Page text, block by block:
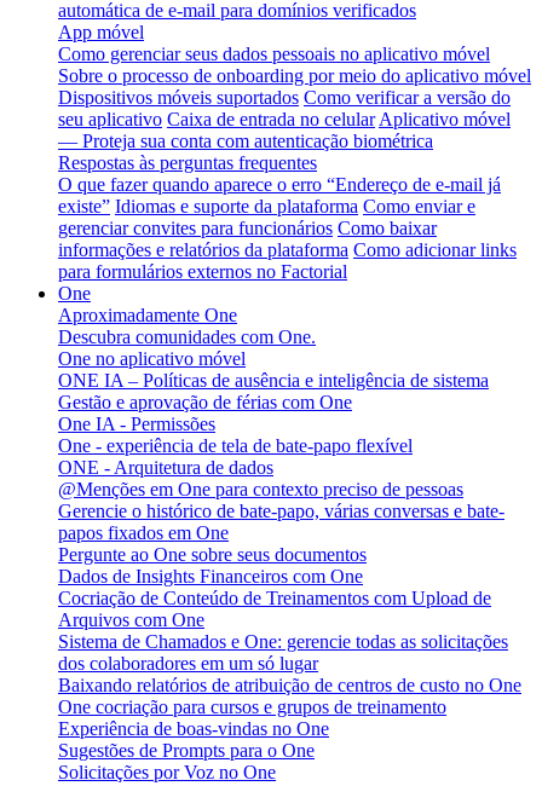
automática de e-mail para domínios verificados
App móvel
Como gerenciar seus dados pessoais no aplicativo móvel
Sobre o processo de onboarding por meio do aplicativo móvel
Dispositivos móveis suportados Como verificar a versão do
seu aplicativo Caixa de entrada no celular Aplicativo móvel
— Proteja sua conta com autenticação biométrica
Respostas às perguntas frequentes
O que fazer quando aparece o erro “Endereço de e-mail já
existe” Idiomas e suporte da plataforma Como enviar e
gerenciar convites para funcionários Como baixar
informações e relatórios da plataforma Como adicionar links
para formulários externos no Factorial
One
Aproximadamente One
Descubra comunidades com One.
One no aplicativo móvel
ONE IA – Políticas de ausência e inteligência de sistema
Gestão e aprovação de férias com One
One IA - Permissões
One - experiência de tela de bate-papo flexível
ONE - Arquitetura de dados
@Menções em One para contexto preciso de pessoas
Gerencie o histórico de bate-papo, várias conversas e bate-
papos fixados em One
Pergunte ao One sobre seus documentos
Dados de Insights Financeiros com One
Cocriação de Conteúdo de Treinamentos com Upload de
Arquivos com One
Sistema de Chamados e One: gerencie todas as solicitações
dos colaboradores em um só lugar
Baixando relatórios de atribuição de centros de custo no One
One cocriação para cursos e grupos de treinamento
Experiência de boas-vindas no One
Sugestões de Prompts para o One
Solicitações por Voz no One